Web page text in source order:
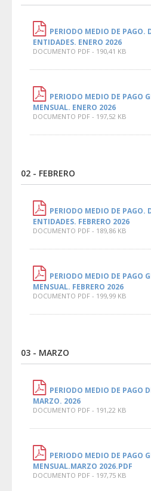
PERIODO MEDIO DE PAGO.
ENTIDADES. ENERO 2026
DOCUMENTO PDF - 190,41 KB
PERIODO MEDIO DE PAGO
MENSUAL. ENERO 2026
DOCUMENTO PDF - 197,52 KB
02 - FEBRERO
PERIODO MEDIO DE PAGO.
ENTIDADES. FEBRERO 2026
DOCUMENTO PDF - 189,86 KB
PERIODO MEDIO DE PAGO
MENSUAL. FEBRERO 2026
DOCUMENTO PDF - 199,99 KB
03 - MARZO
PERIODO MEDIO DE PAGO
MARZO. 2026
DOCUMENTO PDF - 191,22 KB
PERIODO MEDIO DE PAGO
MENSUAL.MARZO 2026.PDF
DOCUMENTO PDF - 197,75 KB